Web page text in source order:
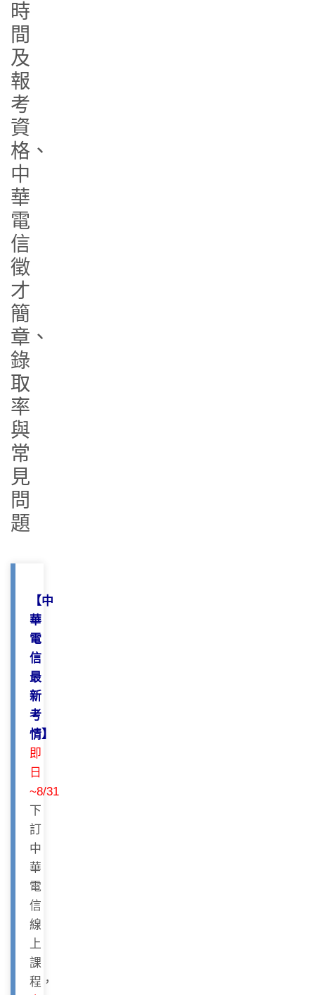
時
間
及
報
考
資
格、
中
華
電
信
徵
才
簡
章、
錄
取
率
與
常
見
問
題
【中
華
電
信
最
新
考
情】
即
日
~8/31
下
訂
中
華
電
信
線
上
課
程，